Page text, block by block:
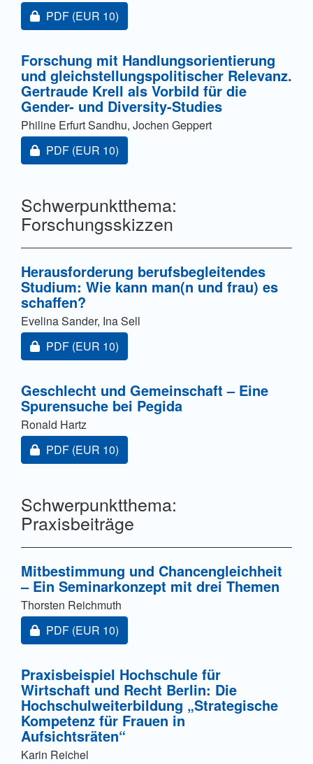
Zugang für Abonnent/innen oder durch Zahlung einer
PDF (EUR 10)
Forschung mit Handlungsorientierung
und gleichstellungspolitischer Relevanz.
Gertraude Krell als Vorbild für die
Gender- und Diversity-Studies
Philine Erfurt Sandhu, Jochen Geppert
Zugang für Abonnent/innen oder durch Zahlung einer
PDF (EUR 10)
Schwerpunktthema:
Forschungsskizzen
Herausforderung berufsbegleitendes
Studium: Wie kann man(n und frau) es
schaffen?
Evelina Sander, Ina Sell
Zugang für Abonnent/innen oder durch Zahlung einer
PDF (EUR 10)
Geschlecht und Gemeinschaft – Eine
Spurensuche bei Pegida
Ronald Hartz
Zugang für Abonnent/innen oder durch Zahlung einer
PDF (EUR 10)
Schwerpunktthema:
Praxisbeiträge
Mitbestimmung und Chancengleichheit
– Ein Seminarkonzept mit drei Themen
Thorsten Reichmuth
Zugang für Abonnent/innen oder durch Zahlung einer
PDF (EUR 10)
Praxisbeispiel Hochschule für
Wirtschaft und Recht Berlin: Die
Hochschulweiterbildung „Strategische
Kompetenz für Frauen in
Aufsichtsräten“
Karin Reichel